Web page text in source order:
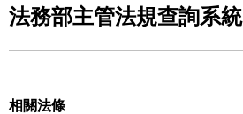
法務部主管法規查詢系統
相關法條